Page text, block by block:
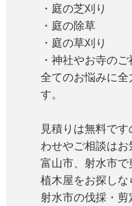
・庭の芝刈り
・庭の除草
・庭の草刈り
・神社やお寺の
全てのお悩みに全
す。
見積りは無料で
わせやご相談はお
富山市、射水市
植木屋をお探しな
射水市の伐採・